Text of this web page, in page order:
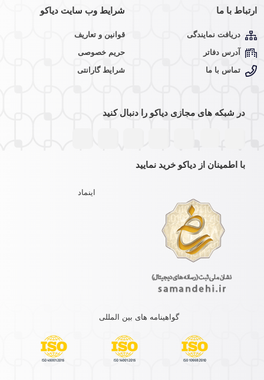
ارتباط با ما
دریافت نمایندگی
آدرس دفاتر
تماس با ما
شرایط وب سایت دیاکو
قوانین و تعاریف
حریم خصوصی
شرایط گارانتی
در شبکه های مجازی دیاکو را دنبال کنید
با اطمینان از دیاکو خرید نمایید
اینماد
گواهینامه های بین المللی